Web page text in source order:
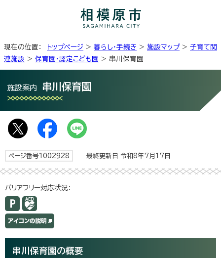
現在の位置： トップページ > 暮らし・手続き > 施設マップ> 子育て関
連施設 > 保育園・認定こども園 > 串川保育園
施設案内 串川保育園
ページ番号1002928 最終更新日 令和8年7月17日
バリアフリー対応状況：
串川保育園の概要